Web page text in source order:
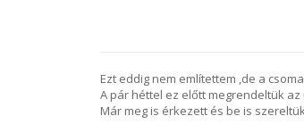
Ezt eddig nem említettem ,de a
A pár héttel ez előtt megrendeltük az
Már meg is érkezett és be is